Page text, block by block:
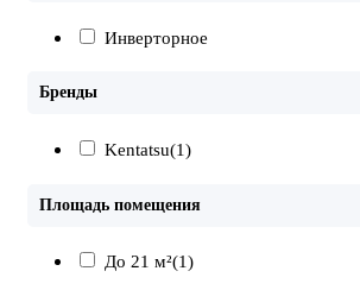
Инверторное
Бренды
Kentatsu(1)
Площадь помещения
До 21 м²(1)